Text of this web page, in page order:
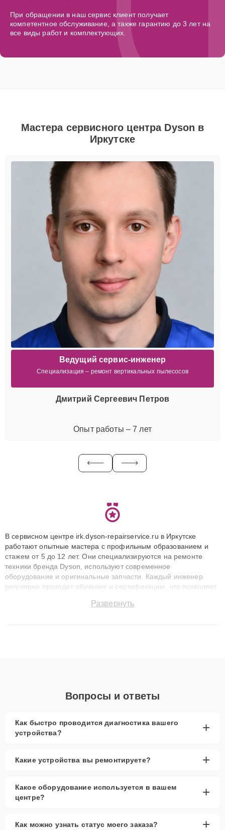
При обращении в наш сервис клиент получает
компетентное обслуживание, а также гарантию до 3 лет на
все виды работ и комплектующих.
Мастера сервисного центра Dyson в
Иркутске
Ведущий сервис-инженер
Специализация – ремонт вертикальных пылесосов
Дмитрий Сергеевич Петров
Опыт работы – 7 лет
В сервисном центре irk.dyson-repairservice.ru в Иркутске
работают опытные мастера с профильным образованием и
стажем от 5 до 12 лет. Они специализируются на ремонте
техники бренда Dyson, используют современное
оборудование и оригинальные запчасти. Каждый инженер
регулярно проходит обучение и сертификацию, что позволяет
технику с сохранением гарантии до 3 лет. Наши мастера
Развернуть
Вопросы и ответы
Как быстро проводится диагностика вашего
устройства?
+
Какие устройства вы ремонтируете? +
Какое оборудование используется в вашем
центре?
+
Как можно узнать статус моего заказа? +